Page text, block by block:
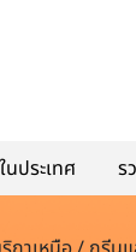
นประเทศ ร